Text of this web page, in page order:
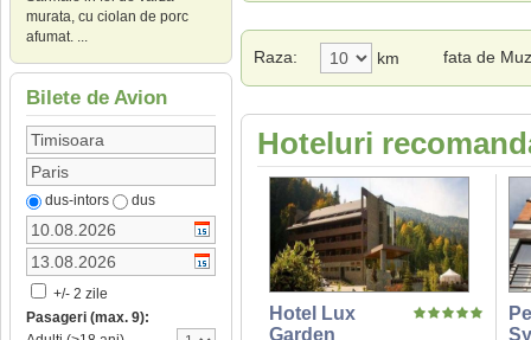
murata, cu ciolan de porc
afumat. ...
Bilete de Avion
dus-intors dus
+/- 2 zile
Pasageri (max. 9):
Raza: km fata de
Hoteluri
Hotel Lux
Garden